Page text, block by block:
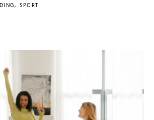
SPORT